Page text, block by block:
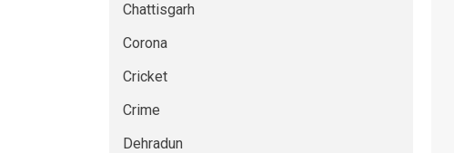
Chattisgarh
Corona
Cricket
Crime
Dehradun